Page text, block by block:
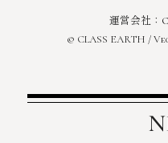
運営会社：
© CLASS EARTH /